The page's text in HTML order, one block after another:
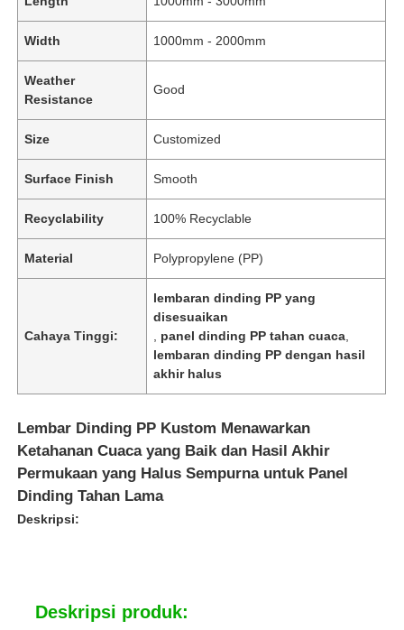
Width 1000mm - 2000mm
Weather
Resistance
Good
Size Customized
Surface Finish Smooth
Recyclability 100% Recyclable
Material Polypropylene (PP)
Cahaya Tinggi:
lembaran dinding PP yang
disesuaikan
panel dinding PP tahan cuaca
lembaran dinding PP dengan hasil
akhir halus
Lembar Dinding PP Kustom Menawarkan
Ketahanan Cuaca yang Baik dan Hasil Akhir
Permukaan yang Halus Sempurna untuk Panel
Dinding Tahan Lama
Deskripsi:
Deskripsi produk: